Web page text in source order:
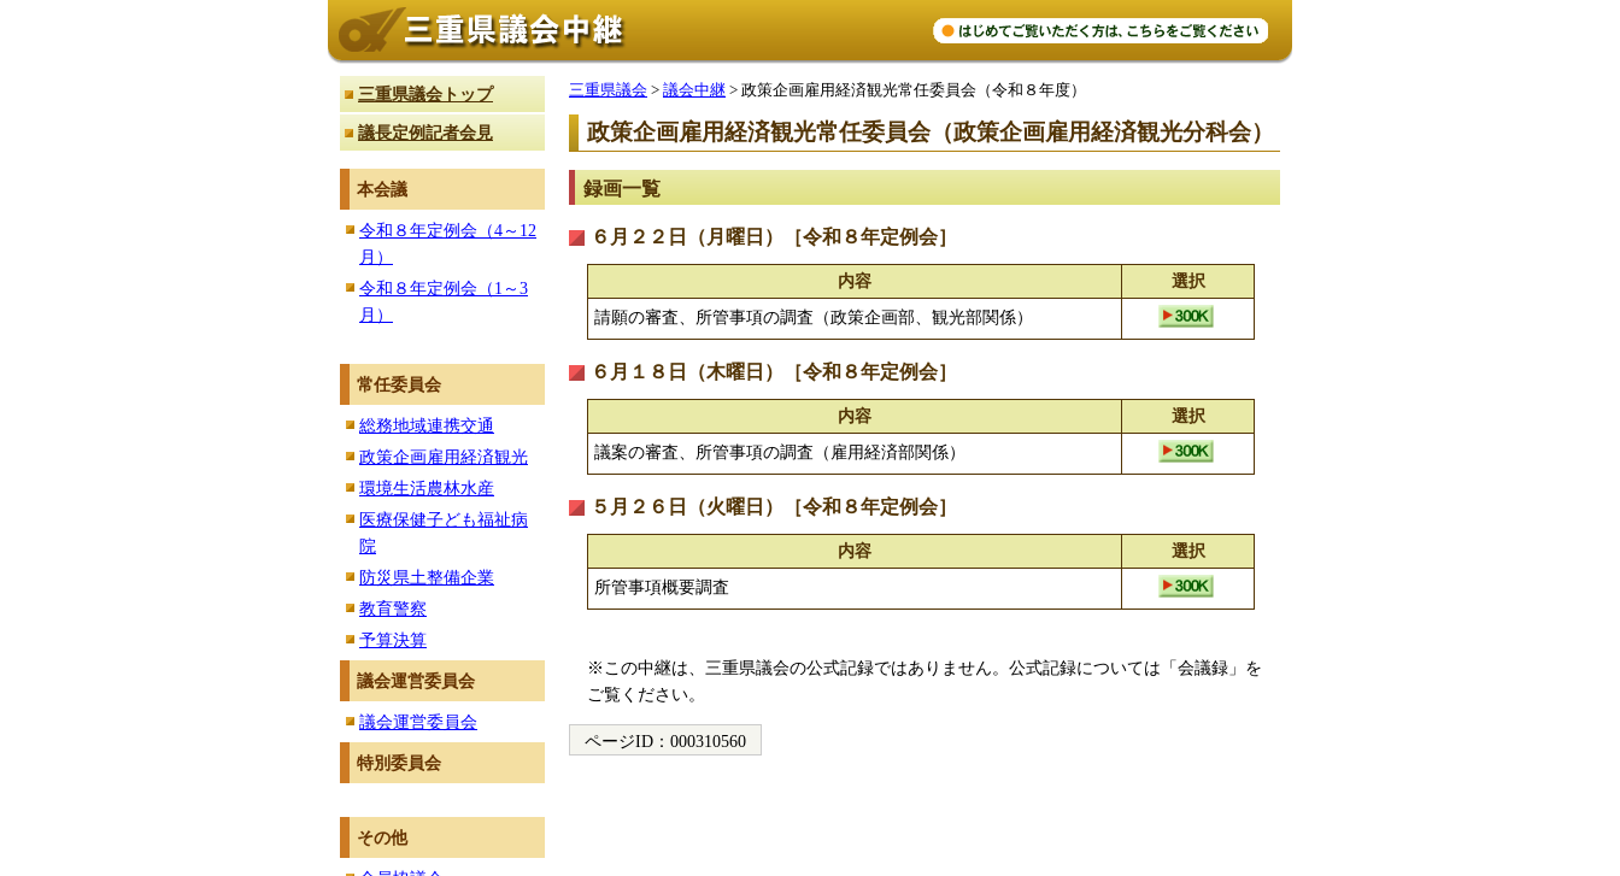
三重県議会 > 議会中継 > 政策企画雇用経済観光常任委員会（令和８年度）
政策企画雇用経済観光常任委員会（政策企画雇用経済観光分科会）
録画一覧
６月２２日（月曜日）［令和８年定例会］
内容
選択
請願の審査、所管事項の調査（政策企画部、観光部関係）
６月１８日（木曜日）［令和８年定例会］
内容
選択
議案の審査、所管事項の調査（雇用経済部関係）
５月２６日（火曜日）［令和８年定例会］
内容
選択
所管事項概要調査
※この中継は、三重県議会の公式記録ではありません。公式記録については「会議録」を
ご覧ください。
ページID： 000310560
三重県議会トップ
議長定例記者会見
本会議
令和８年定例会（4～12
月）
令和８年定例会（1～3
月）
常任委員会
総務地域連携交通
政策企画雇用経済観光
環境生活農林水産
医療保健子ども福祉病
院
防災県土整備企業
教育警察
予算決算
議会運営委員会
議会運営委員会
特別委員会
その他